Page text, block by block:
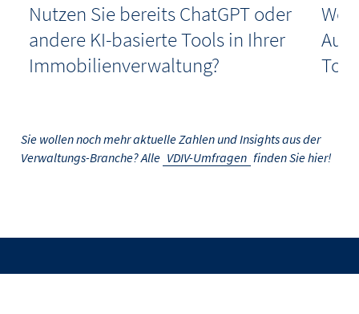
Nutzen Sie bereits ChatGPT oder
andere KI-basierte Tools in Ihrer
Immobilienverwaltung?
Sie wollen noch mehr aktuelle Zahlen und Insights aus der
Verwaltungs-Branche? Alle VDIV-Umfragen finden Sie hier!